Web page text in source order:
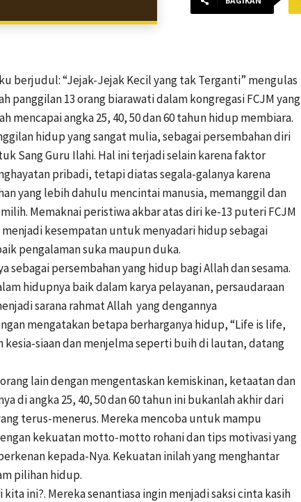
berjudul: “Jejak-Jejak Kecil yang tak Terganti” mengulas
panggilan 13 orang biarawati dalam kongregasi FCJM yang
mencapai angka 25, 40, 50 dan 60 tahun hidup membiara.
hidup yang sangat mulia, sebagai persembahan diri
Sang Guru Ilahi. Hal ini terjadi selain karena faktor
pribadi, tetapi diatas segala-galanya karena
yang lebih dahulu mencintai manusia, memanggil dan
Memaknai peristiwa akbar atas diri ke-13 puteri FCJM
menjadi kesempatan untuk menyadari hidup sebagai
pengalaman suka maupun duka.
persembahan yang hidup bagi Allah dan sesama.
hidupnya baik dalam karya pelayanan, persaudaraan
saranarahmat Allah yang dengannya
mengatakan betapa berharganya hidup, “Life is life,
siaan dan menjelma seperti buih di lautan, datang
lain dengan mengentaskan kemiskinan, ketaatan dan
di angka 25, 40, 50 dan 60 tahun ini bukanlah akhir dari
terus-menerus. Mereka mencoba untuk mampu
kekuatan motto-motto rohani dan tips motivasi yang
kepada-Nya. Kekuatan inilah yang menghantar
pilihan hidup.
ini?. Mereka senantiasa ingin menjadi saksi cinta kasih